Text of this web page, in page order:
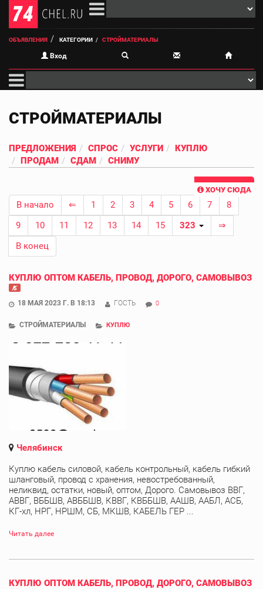
ОБЪЯВЛЕНИЯ КАТЕГОРИИ СТРОЙМАТЕРИАЛЫ
Вход
СТРОЙМАТЕРИАЛЫ
ПРЕДЛОЖЕНИЯ СПРОС УСЛУГИ
КУПЛЮ
ПРОДАМ
СДАМ СНИМУ
ХОЧУ СЮДА
В начало ⇐ 1 2 3 4 5 6 7
8
9
10 11 12 13 14 15 323
⇒
В конец
КУПЛЮ ОПТОМ КАБЕЛЬ, ПРОВОД, ДОРОГО, САМОВЫВОЗ
18 МАЯ 2023 Г. В 18:13 ГОСТЬ 0
СТРОЙМАТЕРИАЛЫ КУПЛЮ
Челябинск
Куплю кабель силовой, кабель контрольный, кабель гибкий
шланговый, провод с хранения, невостребованный,
неликвид, остатки, новый, оптом, Дорого. Самовывоз ВВГ,
АВВГ, ВББШВ, АВББШВ, КВВГ, КВББШВ, ААШВ, ААБЛ, АСБ,
КГ-хл, НРГ, НРШМ, СБ, МКШВ, КАБЕЛЬ ГЕР ...
Читать далее
КУПЛЮ ОПТОМ КАБЕЛЬ, ПРОВОД, ДОРОГО, САМОВЫВОЗ